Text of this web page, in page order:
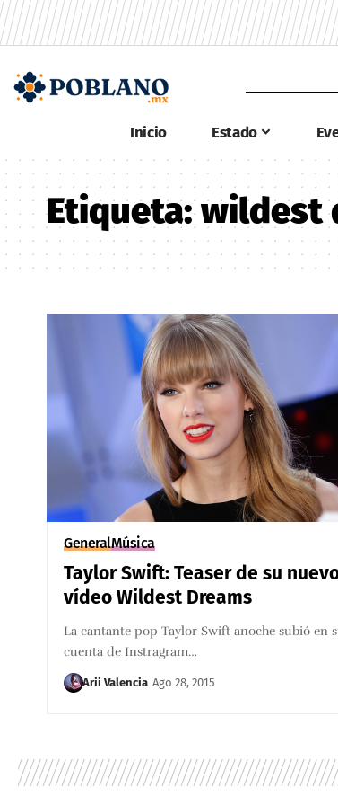
Inicio Estado
Etiqueta:wildest
GeneralMúsica
Taylor Swift: Teaser de su
vídeo Wildest Dreams
La cantante pop Taylor Swift anoche subió en
cuenta de Instragram…
Arii Valencia Ago 28, 2015